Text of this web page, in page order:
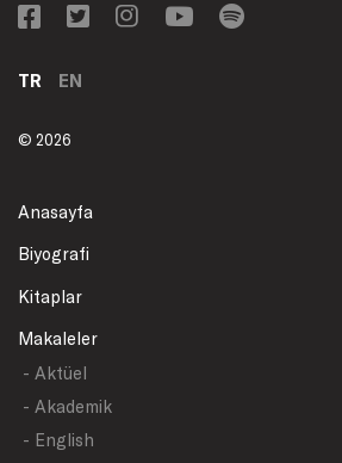
TR EN
© 2026
Anasayfa
Biyografi
Kitaplar
Makaleler
- Aktüel
- Akademik
- English